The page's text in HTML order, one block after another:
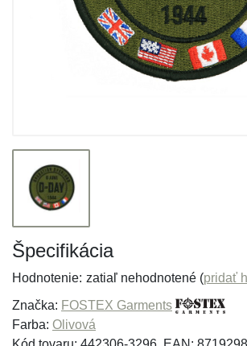
Špecifikácia
Hodnotenie: zatiaľ nehodnotené (pridať
Značka: FOSTEX Garments
Farba: Olivová